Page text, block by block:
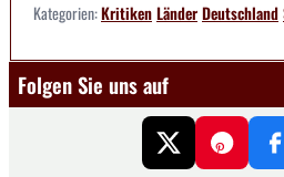
Kategorien:KritikenLänderDeutschland
Folgen Sie uns auf